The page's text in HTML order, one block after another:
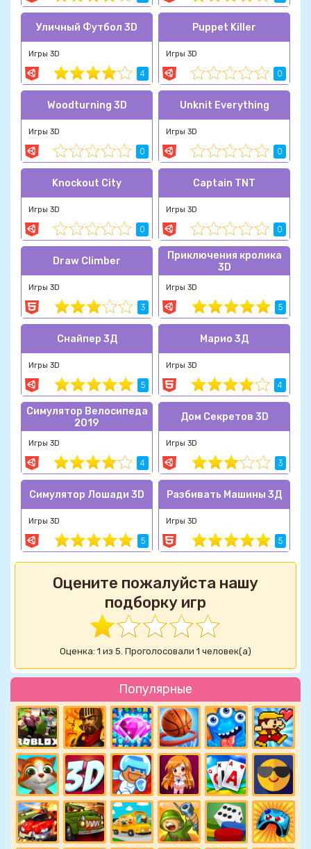
Популярные
Уличный Футбол 3D
Игры 3D
4
Puppet Killer
Игры 3D
0
Woodturning 3D
Игры 3D
0
Unknit Everything
Игры 3D
0
Knockout City
Игры 3D
0
Captain TNT
Игры 3D
0
Draw Climber
Игры 3D
3
Приключения кролика
3D
Игры 3D
5
Снайпер 3Д
Игры 3D
5
Марио 3Д
Игры 3D
4
Симулятор Велосипеда
2019
Игры 3D
4
Дом Секретов 3D
Игры 3D
3
Симулятор Лошади 3D
Игры 3D
5
Разбивать Машины 3Д
Игры 3D
5
Оцените пожалуйста нашу
подборку игр
Оценка: 1 из 5. Проголосовали 1 человек(а)